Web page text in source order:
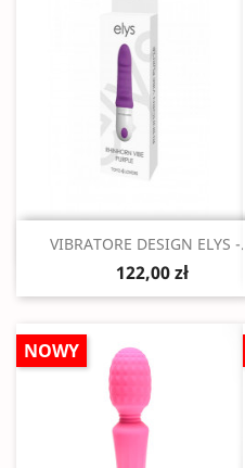
Szybki podgląd
VIBRATORE DESIGN ELYS -...
122,00 zł
NOWY